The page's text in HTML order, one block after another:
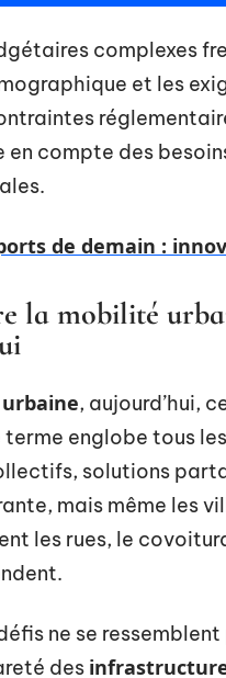
complexes
et les
en compte des
de demain :
la mobilité
, aujourd’hui,
englobe tous les
solutions
mais même les
les rues, le
ne se
des